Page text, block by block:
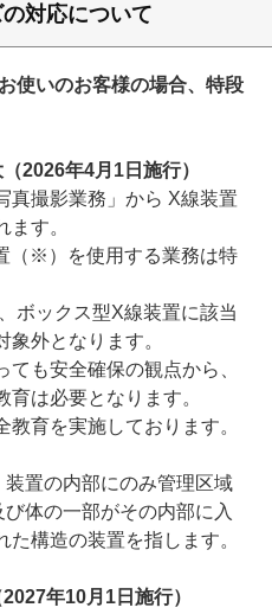
対応について
使いのお客様の場合、特段
2026年4月1日施行）
撮影業務」から X線装置
す。
（※）を使用する業務は特
ボックス型X線装置に該当
外となります。
も安全確保の観点から、
育は必要となります。
育を実施しております。
置の内部にのみ管理区域
体の一部がその内部に入
構造の装置を指します。
年10月1日施行）